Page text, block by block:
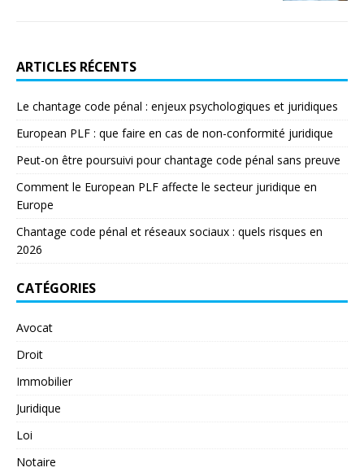
ARTICLES RÉCENTS
Le chantage code pénal : enjeux psychologiques et juridiques
European PLF : que faire en cas de non-conformité juridique
Peut-on être poursuivi pour chantage code pénal sans preuve
Comment le European PLF affecte le secteur juridique en
Europe
Chantage code pénal et réseaux sociaux : quels risques en
2026
CATÉGORIES
Avocat
Droit
Immobilier
Juridique
Loi
Notaire